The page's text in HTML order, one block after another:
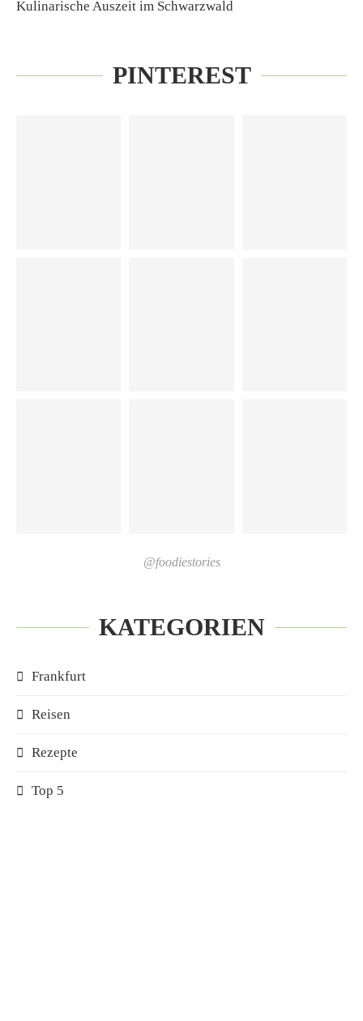
Kulinarische Auszeit im Schwarzwald
PINTEREST
@foodiestories
KATEGORIEN
Frankfurt
Reisen
Rezepte
Top 5